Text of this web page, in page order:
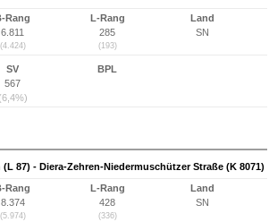
Rang
6.811
(4.424)
L-Rang
285
(193)
Land
SN
SV
567
(6,4%)
BPL
87) - Diera-Zehren-Niedermuschützer Straße (K 8071)
Rang
8.374
(5.974)
L-Rang
428
(336)
Land
SN